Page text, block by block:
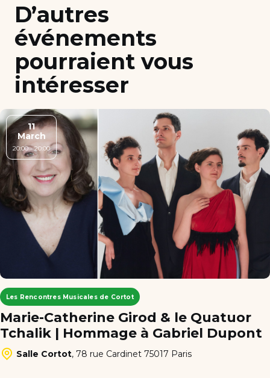
D’autres
événements
pourraient vous
intéresser
11
March
20:00 - 20:00
Les Rencontres Musicales de Cortot
Marie-Catherine Girod & le Quatuor
Tchalik | Hommage à Gabriel Dupont
Salle Cortot, 78 rue Cardinet 75017 Paris